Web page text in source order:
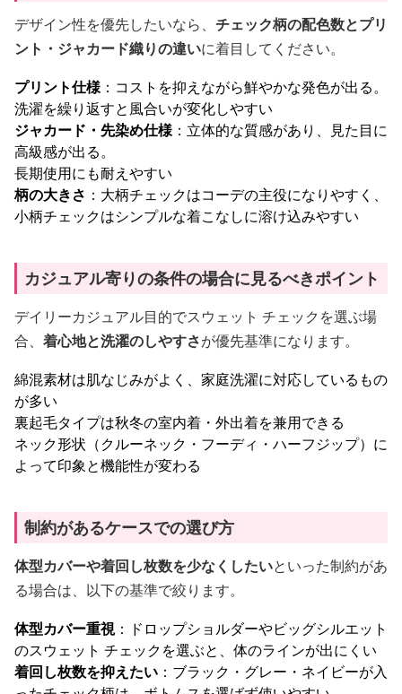
デザイン性を優先したいなら、 チェック柄の配色数とプリ
ント・ジャカード織りの違いに着目してください。
プリント仕様：コストを抑えながら鮮やかな発色が出る。
洗濯を繰り返すと風合いが変化しやすい
ジャカード・先染め仕様：立体的な質感があり、見た目に
高級感が出る。
長期使用にも耐えやすい
柄の大きさ ：大柄チェックはコーデの主役になりやすく、
小柄チェックはシンプルな着こなしに溶け込みやすい
カジュアル寄りの条件の場合に見るべきポイント
デイリーカジュアル目的でスウェット チェックを選ぶ場
合、 着心地と洗濯のしやすさが優先基準になります。
綿混素材は肌なじみがよく、家庭洗濯に対応しているもの
が多い
裏起毛タイプは秋冬の室内着・外出着を兼用できる
ネック形状（クルーネック・フーディ・ハーフジップ）に
よって印象と機能性が変わる
制約があるケースでの選び方
体型カバーや着回し枚数を少なくしたいといった制約があ
る場合は、以下の基準で絞ります。
体型カバー重視：ドロップショルダーやビッグシルエット
のスウェット チェックを選ぶと、体のラインが出にくい
着回し枚数を抑えたい ：ブラック・グレー・ネイビーが入